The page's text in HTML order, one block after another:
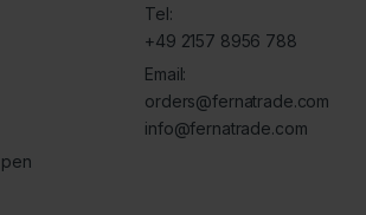
Tel:
+49 2157 8956 788
Email:
orders@fernatrade.com
info@fernatrade.com